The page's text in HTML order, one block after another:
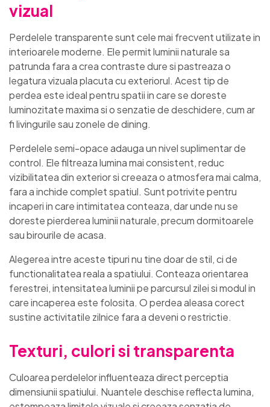
vizual
Perdelele transparente sunt cele mai frecvent utilizate in
interioarele moderne. Ele permit luminii naturale sa
patrunda fara a crea contraste dure si pastreaza o
legatura vizuala placuta cu exteriorul. Acest tip de
perdea este ideal pentru spatii in care se doreste
luminozitate maxima si o senzatie de deschidere, cum ar
fi livingurile sau zonele de dining.
Perdelele semi-opace adauga un nivel suplimentar de
control. Ele filtreaza lumina mai consistent, reduc
vizibilitatea din exterior si creeaza o atmosfera mai calma,
fara a inchide complet spatiul. Sunt potrivite pentru
incaperi in care intimitatea conteaza, dar unde nu se
doreste pierderea luminii naturale, precum dormitoarele
sau birourile de acasa.
Alegerea intre aceste tipuri nu tine doar de stil, ci de
functionalitatea reala a spatiului. Conteaza orientarea
ferestrei, intensitatea luminii pe parcursul zilei si modul in
care incaperea este folosita. O perdea aleasa corect
sustine activitatile zilnice fara a deveni o restrictie.
Texturi, culori si transparenta
Culoarea perdelelor influenteaza direct perceptia
dimensiunii spatiului. Nuantele deschise reflecta lumina,